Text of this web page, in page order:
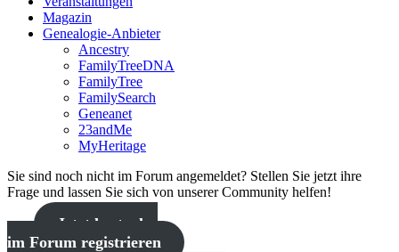
Magazin
Genealogie-Anbieter
Ancestry
FamilyTreeDNA
FamilyTree
FamilySearch
Geneanet
23andMe
MyHeritage
Sie sind noch nicht im Forum angemeldet? Stellen Sie jetzt ihre
Frage und lassen Sie sich von unserer Community helfen!
Jetzt kostenlos
im Forum registrieren